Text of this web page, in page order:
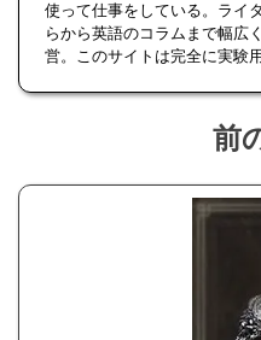
使って仕事をしている。ライ
らから英語のコラムまで幅広
営。このサイトは完全に実験
前